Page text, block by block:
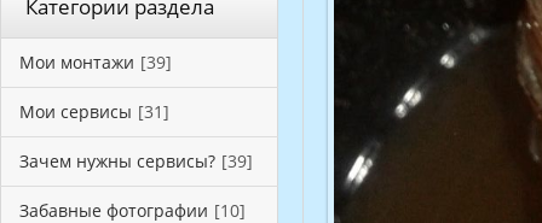
Категории раздела
Мои монтажи [39]
Мои сервисы [31]
Зачем нужны сервисы? [39]
Забавные фотографии [10]